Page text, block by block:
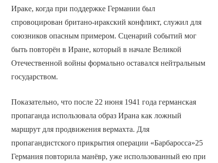
Ираке, когда при поддержке Германии был
спровоцирован британо-иракский конфликт, служил для
союзников опасным примером. Сценарий событий мог
быть повторён в Иране, который в начале Великой
Отечественной войны формально оставался нейтральным
государством.
Показательно, что после 22 июня 1941 года германская
пропаганда использовала образ Ирана как ложный
маршрут для продвижения вермахта. Для
пропагандистского прикрытия операции «Барбаросса»25
Германия повторила манёвр, уже использованный ею при